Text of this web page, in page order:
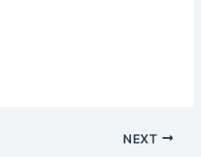
NEXT